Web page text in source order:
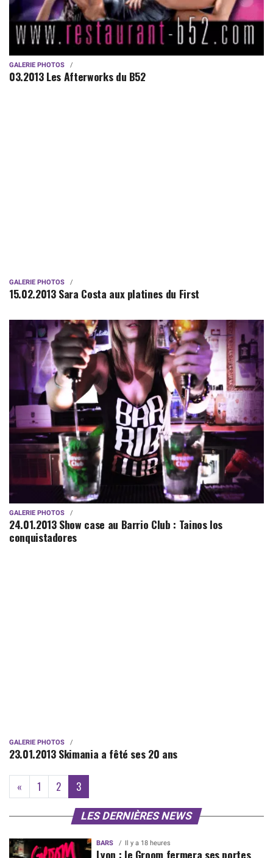
GALERIE PHOTOS
03.2013 Les Afterworks du B52
GALERIE PHOTOS
15.02.2013 Sara Costa aux platines du First
GALERIE PHOTOS
24.01.2013 Show case au Barrio Club : Tainos los
conquistadores
GALERIE PHOTOS
23.01.2013 Skimania a fêté ses 20 ans
« 1 2 3(current)
LES DERNIÈRES NEWS
BARS Il y a 18 heures
Lyon : le Groom fermera ses portes